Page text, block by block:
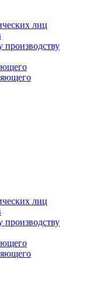
лиц
лиц